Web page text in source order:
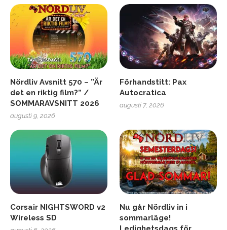
Nördliv Avsnitt 570 – ”Är
det en riktig film?” /
SOMMARAVSNITT 2026
augusti 9, 2026
Förhandstitt: Pax
Autocratica
augusti 7, 2026
Corsair NIGHTSWORD v2
Wireless SD
Nu går Nördliv in i
sommarläge!